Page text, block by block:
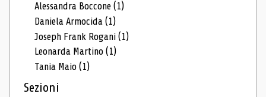
Alessandra Boccone(1)
Daniela Armocida(1)
Joseph Frank Rogani(1)
Leonarda Martino(1)
Tania Maio(1)
Sezioni